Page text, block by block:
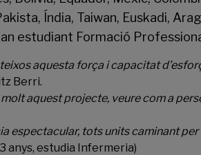
Índia, Taiwan, Euskadi,
estudiant Formació
aquesta força i capacitat
Berri.
aquest projecte, veure com a
espectacular, tots units caminant
anys, estudia Infermeria)